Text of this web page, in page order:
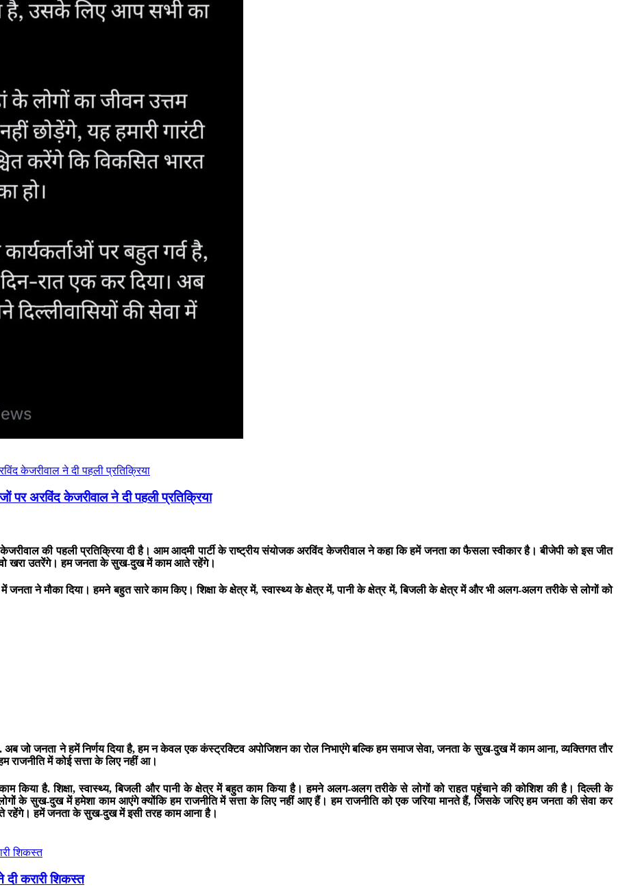
पर अरविंद केजरीवाल ने दी पहली प्रतिक्रिया
की पहली प्रतिक्रिया दी है। आम आदमी पार्टी के राष्ट्रीय संयोजक अरविंद केजरीवाल ने कहा कि हमें जनता का फैसला स्वीकार है। बीजेपी को इस जीत
वो खरा उतरेंगे। हम जनता के सुख-दुख में काम आते रहेंगे।
ने मौका दिया। हमने बहुत सारे काम किए। शिक्षा के क्षेत्र में, स्वास्थ्य के क्षेत्र में, पानी के क्षेत्र में, बिजली के क्षेत्र में और भी अलग-अलग तरीके से लोगों को
जो जनता ने हमें निर्णय दिया है, हम न केवल एक कंस्ट्रक्टिव अपोजिशन का रोल निभाएंगे बल्कि हम समाज सेवा, जनता के सुख-दुख में काम आना, व्यक्तिगत तौर
में कोई सत्ता के लिए नहीं आ।
किया है. शिक्षा, स्वास्थ्य, बिजली और पानी के क्षेत्र में बहुत काम किया है। हमने अलग-अलग तरीके से लोगों को राहत पहुंचाने की कोशिश की है। दिल्ली के
के सुख-दुख में हमेशा काम आएंगे क्योंकि हम राजनीति में सत्ता के लिए नहीं आए हैं। हम राजनीति को एक जरिया मानते हैं, जिसके जरिए हम जनता की सेवा कर
रहेंगे। हमें जनता के सुख-दुख में इसी तरह काम आना है।
दी करारी शिकस्त